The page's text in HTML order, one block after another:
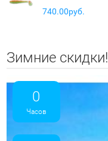
740.00руб.
Зимние скидки!
0
Часов